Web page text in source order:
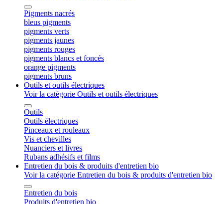
Pigments nacrés
bleus pigments
pigments verts
pigments jaunes
pigments rouges
pigments blancs et foncés
orange pigments
pigments bruns
Outils et outils électriques
Voir la catégorie Outils et outils électriques
Outils
Outils électriques
Pinceaux et rouleaux
Vis et chevilles
Nuanciers et livres
Rubans adhésifs et films
Entretien du bois & produits d'entretien bio
Voir la catégorie Entretien du bois & produits d'entretien bio
Entretien du bois
Produits d'entretien bio